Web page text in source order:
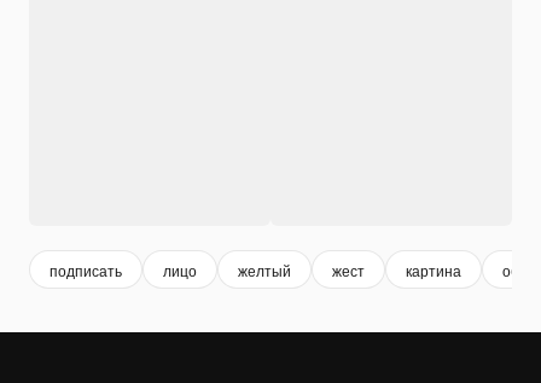
подписать лицо желтый жест картина